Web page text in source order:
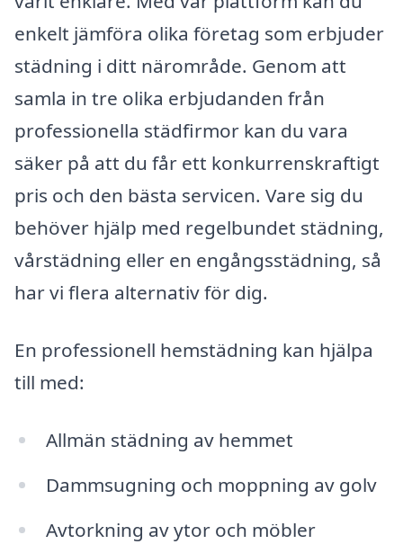
enkelt jämföra olika företag som erbjuder
städning i ditt närområde. Genom att
samla in tre olika erbjudanden från
professionella städfirmor kan du vara
säker på att du får ett konkurrenskraftigt
pris och den bästa servicen. Vare sig du
behöver hjälp med regelbundet städning,
vårstädning eller en engångsstädning, så
har vi flera alternativ för dig.
En professionell hemstädning kan hjälpa
till med:
Allmän städning av hemmet
Dammsugning och moppning av golv
Avtorkning av ytor och möbler